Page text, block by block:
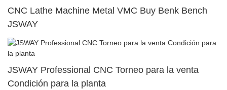
CNC Lathe Machine Metal VMC Buy Benk Bench
JSWAY
JSWAY Professional CNC Torneo para la venta
Condición para la planta